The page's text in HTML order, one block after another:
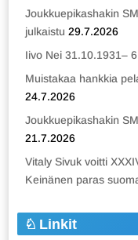
Joukkuepikashakin
julkaistu 29.7.2026
Iivo Nei 31.10.1931–
Muistakaa hankkia
24.7.2026
Joukkuepikashakin
21.7.2026
Vitaly Sivuk voitti
Keinänen paras
Linkit